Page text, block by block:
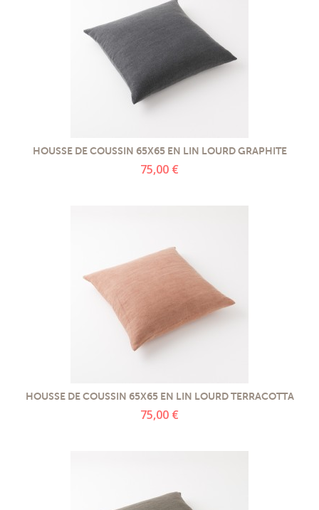
HOUSSE DE COUSSIN 65X65 EN LIN LOURD GRAPHITE
75,00 €
HOUSSE DE COUSSIN 65X65 EN LIN LOURD TERRACOTTA
75,00 €